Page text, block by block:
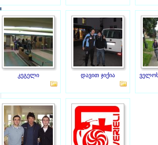
კეგელი დავით ჯიქია